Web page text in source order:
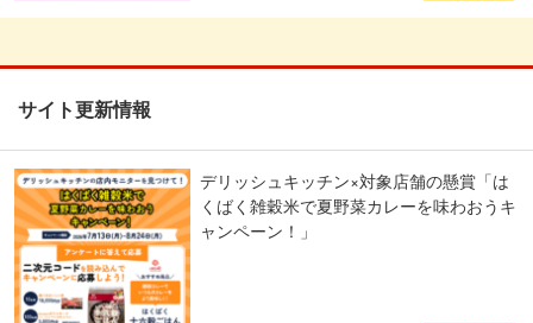
サイト更新情報
デリッシュキッチン×対象店舗の懸賞「は
くばく雑穀米で夏野菜カレーを味わおうキ
ャンペーン！」